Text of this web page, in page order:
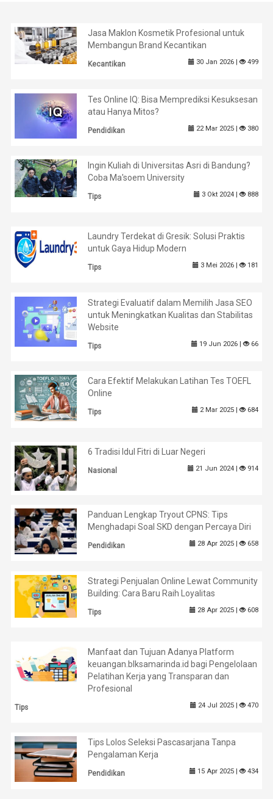
Jasa Maklon Kosmetik Profesional untuk
Membangun Brand Kecantikan
Kecantikan 30 Jan 2026 | 499
Tes Online IQ: Bisa Memprediksi Kesuksesan
atau Hanya Mitos?
Pendidikan 22 Mar 2025 | 380
Ingin Kuliah di Universitas Asri di Bandung?
Coba Ma'soem University
Tips 3 Okt 2024 | 888
Laundry Terdekat di Gresik: Solusi Praktis
untuk Gaya Hidup Modern
Tips 3 Mei 2026 | 181
Strategi Evaluatif dalam Memilih Jasa SEO
untuk Meningkatkan Kualitas dan Stabilitas
Website
Tips 19 Jun 2026 | 66
Cara Efektif Melakukan Latihan Tes TOEFL
Online
Tips 2 Mar 2025 | 684
6 Tradisi Idul Fitri di Luar Negeri
Nasional 21 Jun 2024 | 914
Panduan Lengkap Tryout CPNS: Tips
Menghadapi Soal SKD dengan Percaya Diri
Pendidikan 28 Apr 2025 | 658
Strategi Penjualan Online Lewat Community
Building: Cara Baru Raih Loyalitas
Tips 28 Apr 2025 | 608
Manfaat dan Tujuan Adanya Platform
keuangan.blksamarinda.id bagi Pengelolaan
Pelatihan Kerja yang Transparan dan
Profesional
Tips 24 Jul 2025 | 470
Tips Lolos Seleksi Pascasarjana Tanpa
Pengalaman Kerja
Pendidikan 15 Apr 2025 | 434